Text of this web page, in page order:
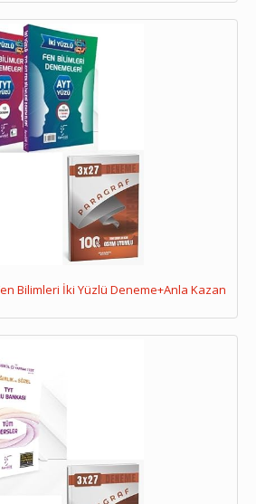
Bilimleri İki Yüzlü Deneme+Anla Kazan